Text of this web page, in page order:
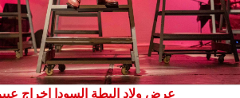
عرض ولاد البطة السودا اخراج